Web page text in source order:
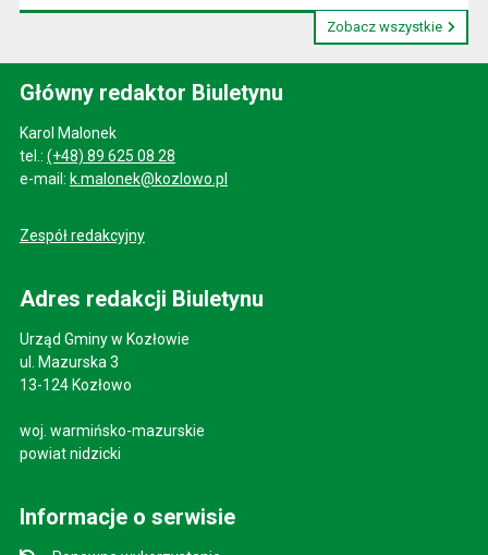
Zobacz wszystkie
Główny redaktor Biuletynu
Karol Malonek
tel.: (+48) 89 625 08 28
e-mail: k.malonek@kozlowo.pl
Zespół redakcyjny
Adres redakcji Biuletynu
Urząd Gminy w Kozłowie
ul. Mazurska 3
13-124 Kozłowo
woj. warmińsko-mazurskie
powiat nidzicki
Informacje o serwisie